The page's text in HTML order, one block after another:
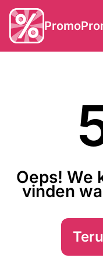
Oeps! We
vinden